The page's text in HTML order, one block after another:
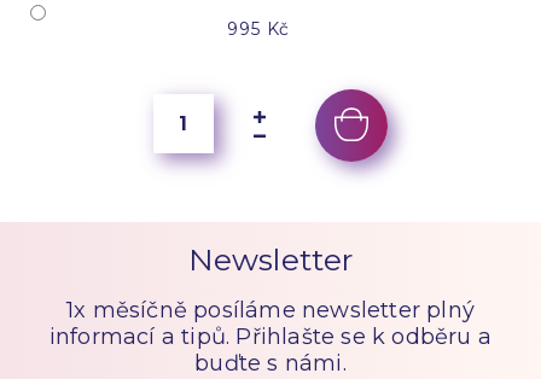
995 Kč
Newsletter
1x měsíčně posíláme newsletter plný
informací a tipů. Přihlašte se k odběru a
buďte s námi.